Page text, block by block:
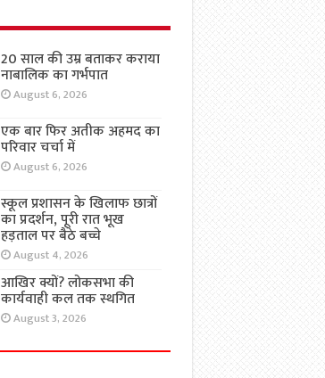
20 साल की उम्र बताकर कराया
नाबालिक का गर्भपात
August 6, 2026
एक बार फिर अतीक अहमद का
परिवार चर्चा में
August 6, 2026
स्कूल प्रशासन के खिलाफ छात्रों
का प्रदर्शन, पूरी रात भूख
हड़ताल पर बैठे बच्चे
August 4, 2026
आखिर क्यों? लोकसभा की
कार्यवाही कल तक स्थगित
August 3, 2026